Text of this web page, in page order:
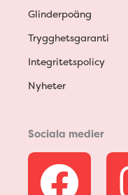
Glinderpoäng
Trygghetsgaranti
Integritetspolicy
Nyheter
Sociala medier
F